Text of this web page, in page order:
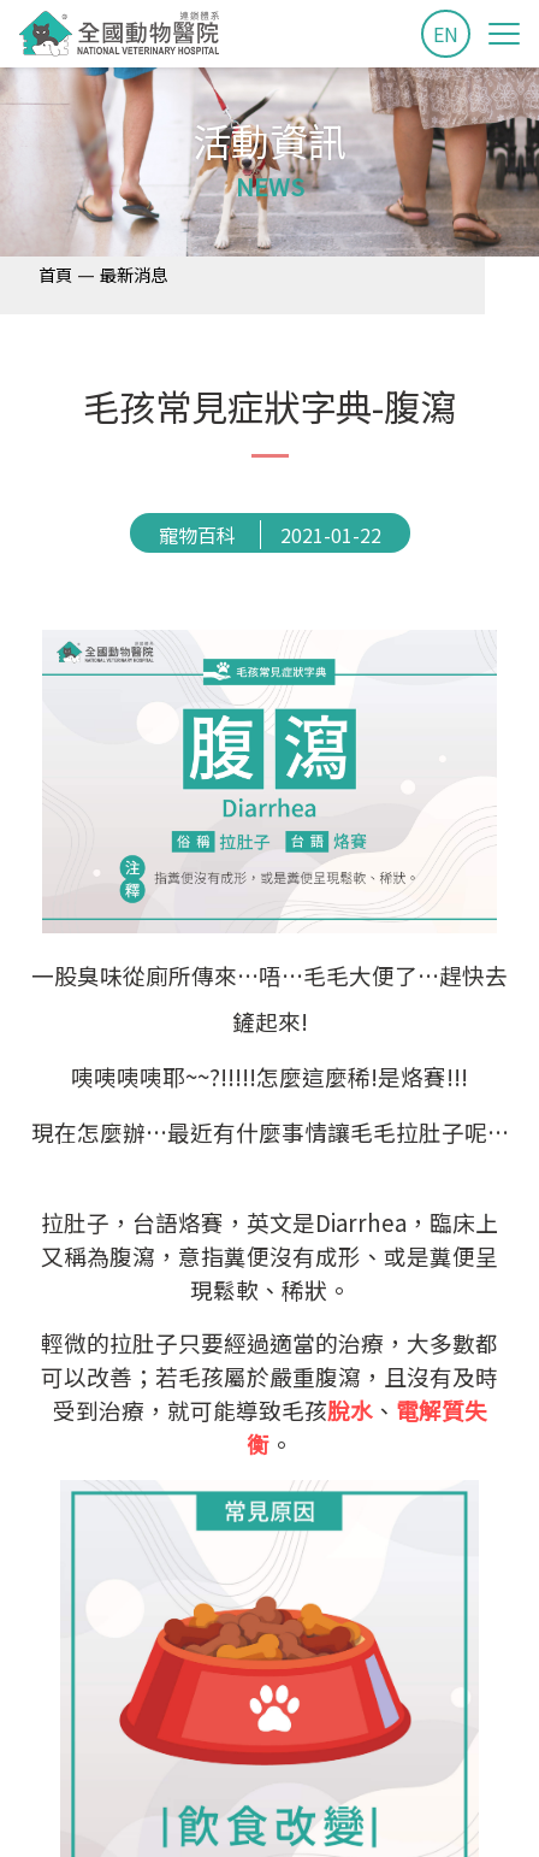
EN
活動資訊
NEWS
首頁 — 最新消息
毛孩常見症狀字典-腹瀉
寵物百科 2021-01-22
一股臭味從廁所傳來…唔…毛毛大便了…趕快去
鏟起來!
咦咦咦咦耶~~?!!!!!怎麼這麼稀!是烙賽!!!
現在怎麼辦…最近有什麼事情讓毛毛拉肚子呢…
拉肚子，台語烙賽，英文是Diarrhea，臨床上
又稱為腹瀉，意指糞便沒有成形、或是糞便呈
現鬆軟、稀狀。
輕微的拉肚子只要經過適當的治療，大多數都
可以改善；若毛孩屬於嚴重腹瀉，且沒有及時
受到治療，就可能導致毛孩脫水、 電解質失
衡 。